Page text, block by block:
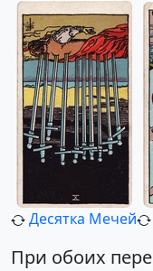
Десятка Мечей
При обоих